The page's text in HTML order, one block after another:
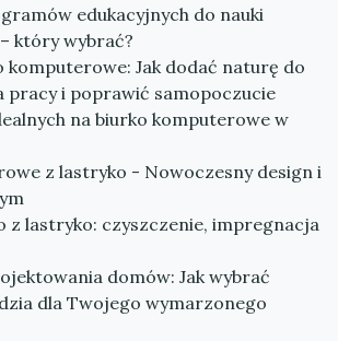
edukacyjnych do nauki
który wybrać?
komputerowe: Jak dodać naturę do
pracy i poprawić samopoczucie
na biurko komputerowe w
z lastryko - Nowoczesny design i
z lastryko: czyszczenie, impregnacja
domów: Jak wybrać
dla Twojego wymarzonego